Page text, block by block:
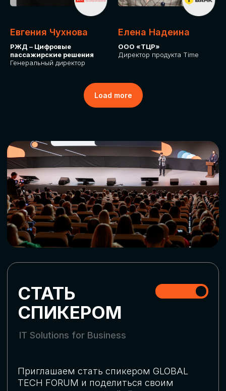
Евгения Чухнова
РЖД – Цифровые
пассажирские решения
Генеральный директор
Елена Надеина
ООО «ТЦР»
Директор продукта Time
Load more